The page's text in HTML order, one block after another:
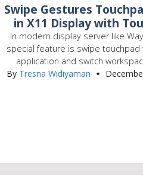
Swipe Gestures
in X11 Display with
In modern display server like
special feature is swipe touchpad
application and switch
By Tresna Widiyaman